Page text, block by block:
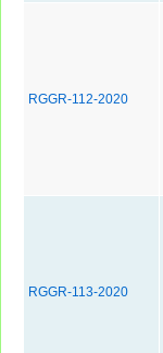
RGGR-112-2020
RGGR-113-2020